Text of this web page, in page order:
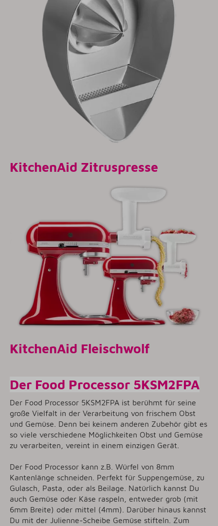
KitchenAid Zitruspresse
KitchenAid Fleischwolf
Der Food Processor 5KSM2FPA
Der Food Processor 5KSM2FPA ist berühmt für seine
große Vielfalt in der Verarbeitung von frischem Obst
und Gemüse. Denn bei keinem anderen Zubehör gibt es
so viele verschiedene Möglichkeiten Obst und Gemüse
zu verarbeiten, vereint in einem einzigen Gerät.
Der Food Processor kann z.B. Würfel von 8mm
Kantenlänge schneiden. Perfekt für Suppengemüse, zu
Gulasch, Pasta, oder als Beilage. Natürlich kannst Du
auch Gemüse oder Käse raspeln, entweder grob (mit
6mm Breite) oder mittel (4mm). Darüber hinaus kannst
Du mit der Julienne-Scheibe Gemüse stifteln. Zum